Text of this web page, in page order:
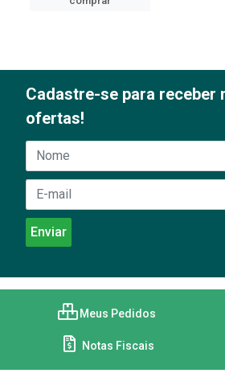
Cadastre-se para receber
ofertas!
Meus Pedidos
Notas Fiscais